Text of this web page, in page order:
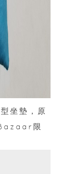
坐墊，原
限